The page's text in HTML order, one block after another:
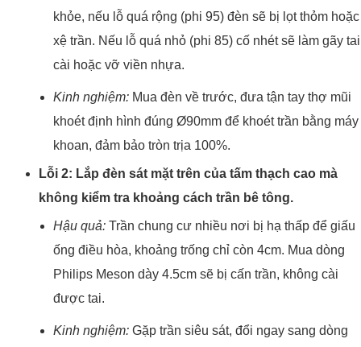
khỏe, nếu lỗ quá rộng (phi 95) đèn sẽ bị lọt thỏm hoặc
xệ trần. Nếu lỗ quá nhỏ (phi 85) cố nhét sẽ làm gãy tai
cài hoặc vỡ viền nhựa.
Kinh nghiệm: Mua đèn về trước, đưa tận tay thợ mũi
khoét định hình đúng Ø90mm để khoét trần bằng máy
khoan, đảm bảo tròn trịa 100%.
Lỗi 2: Lắp đèn sát mặt trên của tấm thạch cao mà
không kiểm tra khoảng cách trần bê tông.
Hậu quả: Trần chung cư nhiều nơi bị hạ thấp để giấu
ống điều hòa, khoảng trống chỉ còn 4cm. Mua dòng
Philips Meson dày 4.5cm sẽ bị cấn trần, không cài
được tai.
Kinh nghiệm: Gặp trần siêu sát, đổi ngay sang dòng